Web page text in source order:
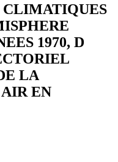
CLIMATIQUES
1970, D
LA
EN